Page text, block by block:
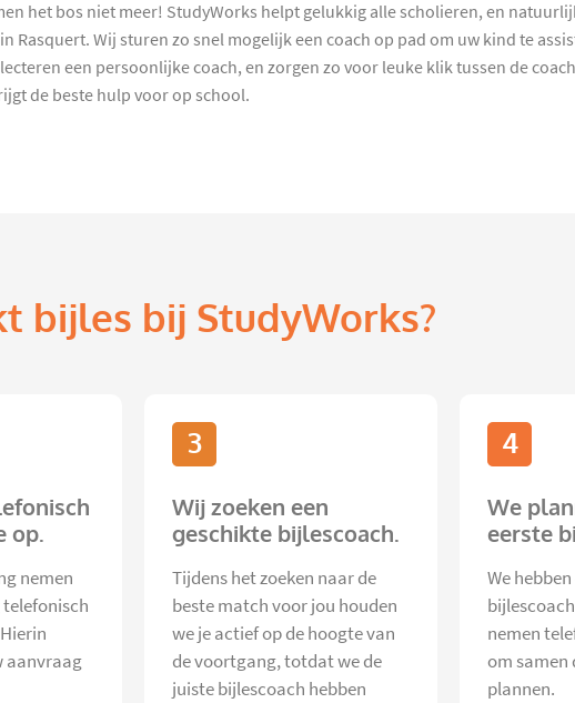
het bos niet meer! StudyWorks helpt gelukkig alle scholieren, en
Wij sturen zo snel mogelijk een coach op pad om uw kind te
een persoonlijke coach, en zorgen zo voor leuke klik tussen de
de beste hulp voor op school.
bijles bij StudyWorks?
op.
nemen
aanvraag
3
Wij zoeken een
geschikte bijlescoach.
Tijdens het zoeken naar de
beste match voor jou houden
we je actief op de hoogte van
de voortgang, totdat we de
juiste bijlescoach hebben
4
We
eerste
We
nemen
om samen
plannen.